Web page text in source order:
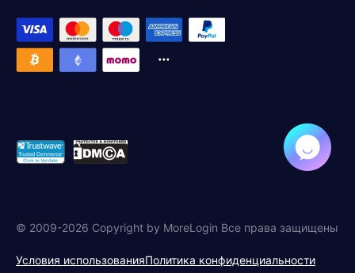
© 2009-2026 Copyright by MoreLogin Все права защищены
Условия использованияПолитика конфиденциальности